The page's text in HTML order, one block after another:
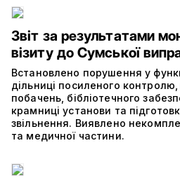
Звіт за результатами
візиту до Сумської
Встановлено порушення у
дільниці посиленого контролю,
побачень, бібліотечного
крамниці установи та
звільнення. Виявлено
та медичної частини.